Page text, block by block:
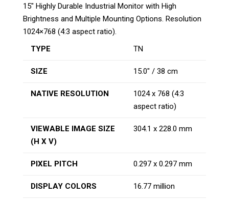
15″ Highly Durable Industrial Monitor with High
Brightness and Multiple Mounting Options. Resolution
1024×768 (4:3 aspect ratio).
TYPE
TN
SIZE 15.0″ / 38 cm
NATIVE RESOLUTION
1024 x 768 (4:3
aspect ratio)
VIEWABLE IMAGE SIZE
(H X V)
304.1 x 228.0 mm
PIXEL PITCH 0.297 x 0.297 mm
DISPLAY COLORS 16.77 million